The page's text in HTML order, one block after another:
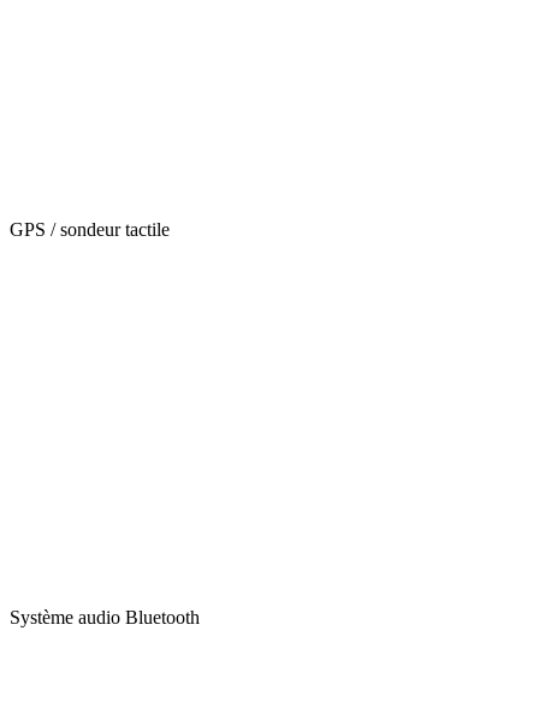
GPS / sondeur tactile
Système audio Bluetooth